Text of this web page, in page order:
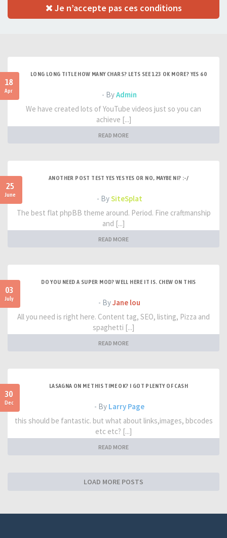
Je n’accepte pas ces conditions
18
Apr
LONG LONG TITLE HOW MANY CHARS? LETS SEE 123 OK MORE? YES 60
- ByAdmin
We have created lots of YouTube videos just so you can
achieve [...]
READ MORE
25
June
ANOTHER POST TEST YES YES YES OR NO, MAYBE NI? :-/
- BySiteSplat
The best flat phpBB theme around. Period. Fine craftmanship
and [...]
READ MORE
03
July
DO YOU NEED A SUPER MOD? WELL HERE IT IS. CHEW ON THIS
- ByJane lou
All you need is right here. Content tag, SEO, listing, Pizza and
spaghetti [...]
READ MORE
30
Dec
LASAGNA ON ME THIS TIME OK? I GOT PLENTY OF CASH
- By Larry Page
this should be fantastic. but what about links,images, bbcodes
etc etc? [...]
READ MORE
LOAD MORE POSTS